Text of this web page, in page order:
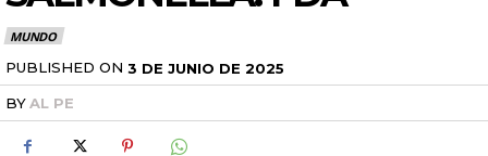
MUNDO
PUBLISHED ON 3 DE JUNIO DE 2025
BYAL PE